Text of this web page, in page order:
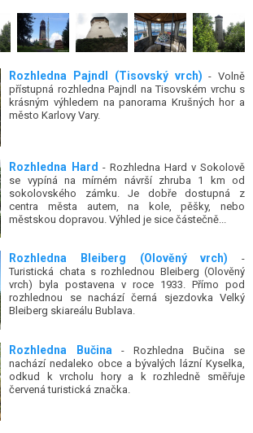
Rozhledna Pajndl (Tisovský vrch) - Volně
přístupná rozhledna Pajndl na Tisovském vrchu s
krásným výhledem na panorama Krušných hor a
město Karlovy Vary.
Rozhledna Hard - Rozhledna Hard v Sokolově
se vypíná na mírném návrší zhruba 1 km od
sokolovského zámku. Je dobře dostupná z
centra města autem, na kole, pěšky, nebo
městskou dopravou. Výhled je sice částečně...
Rozhledna Bleiberg (Olověný vrch) -
Turistická chata s rozhlednou Bleiberg (Olověný
vrch) byla postavena v roce 1933. Přímo pod
rozhlednou se nachází černá sjezdovka Velký
Bleiberg skiareálu Bublava.
Rozhledna Bučina - Rozhledna Bučina se
nachází nedaleko obce a bývalých lázní Kyselka,
odkud k vrcholu hory a k rozhledně směřuje
červená turistická značka.